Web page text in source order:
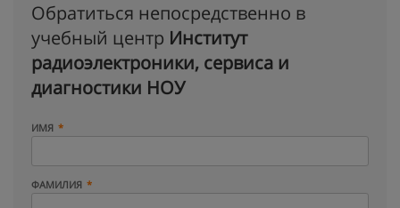
Обратиться непосредственно в
учебный центр Институт
радиоэлектроники, сервиса и
диагностики НОУ
ИМЯ
ФАМИЛИЯ